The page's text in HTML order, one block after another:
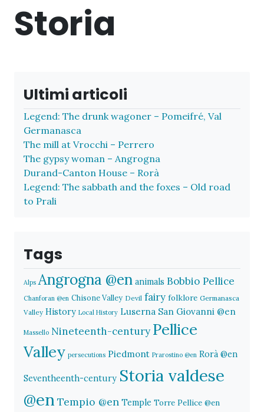
Storia
Ultimi articoli
Legend: The drunk wagoner – Pomeifré, Val
Germanasca
The mill at Vrocchi – Perrero
The gypsy woman – Angrogna
Durand-Canton House – Rorà
Legend: The sabbath and the foxes – Old road
to Prali
Tags
Alps Angrogna @en animals Bobbio Pellice
Chanforan @en Chisone Valley Devil fairy folklore Germanasca
Valley History Local History Luserna San Giovanni @en
Massello Nineteenth-century Pellice
Valley persecutions Piedmont Prarostino @en Rorà @en
Seventheenth-century Storia valdese
@en Tempio @en Temple Torre Pellice @en